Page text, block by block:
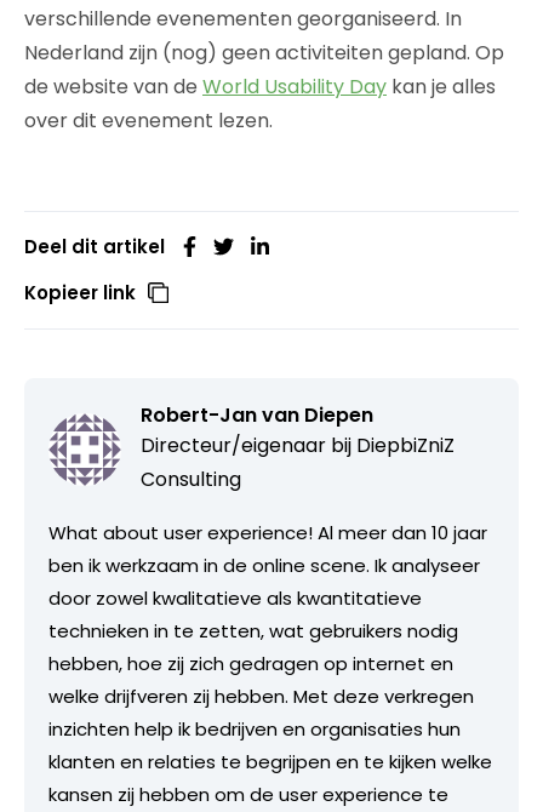
verschillende evenementen georganiseerd. In
Nederland zijn (nog) geen activiteiten gepland. Op
de website van de World Usability Day kan je alles
over dit evenement lezen.
Deel dit artikel
Kopieer link
Robert-Jan van Diepen
Directeur/eigenaar bij DiepbiZniZ
Consulting
What about user experience! Al meer dan 10 jaar
ben ik werkzaam in de online scene. Ik analyseer
door zowel kwalitatieve als kwantitatieve
technieken in te zetten, wat gebruikers nodig
hebben, hoe zij zich gedragen op internet en
welke drijfveren zij hebben. Met deze verkregen
inzichten help ik bedrijven en organisaties hun
klanten en relaties te begrijpen en te kijken welke
kansen zij hebben om de user experience te